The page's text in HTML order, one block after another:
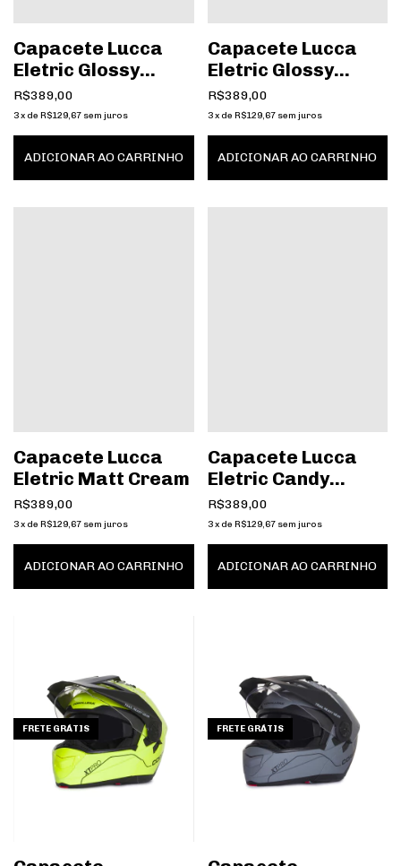
Capacete Lucca
Eletric Glossy
Cream
R$389,00
3x de R$129,67 sem juros
ADICIONAR AO CARRINHO
Capacete Lucca
Eletric Glossy
Black Strip White
R$389,00
3 x de R$129,67 sem juros
ADICIONAR AO CARRINHO
Capacete Lucca
Eletric Matt Cream
R$389,00
3x de R$129,67 sem juros
ADICIONAR AO CARRINHO
Capacete Lucca
Eletric Candy
Green
R$389,00
3 x de R$129,67 sem juros
ADICIONAR AO CARRINHO
FRETE GRÁTIS FRETE GRÁTIS